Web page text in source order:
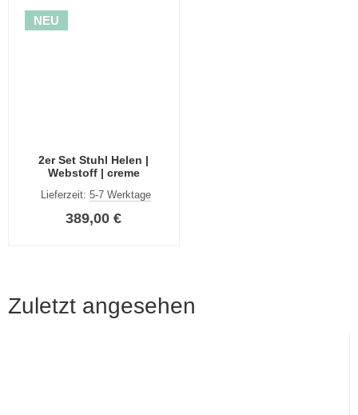
NEU
2er Set Stuhl Helen |
Webstoff | creme
Lieferzeit: 5-7 Werktage
389,00 €
Zuletzt angesehen